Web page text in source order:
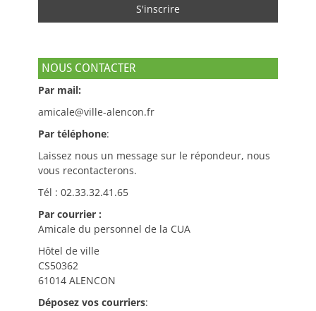
NOUS CONTACTER
Par mail:
amicale@ville-alencon.fr
Par téléphone:
Laissez nous un message sur le répondeur, nous
vous recontacterons.
Tél : 02.33.32.41.65
Par courrier :
Amicale du personnel de la CUA
Hôtel de ville
CS50362
61014 ALENCON
Déposez vos courriers: